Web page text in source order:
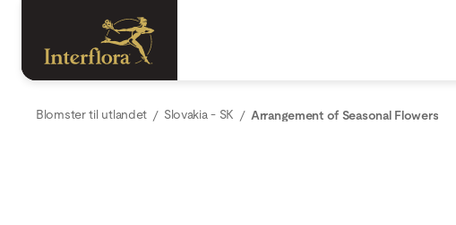
Blomster til utlandet Slovakia - SK Arrangement of Seasonal Flowers